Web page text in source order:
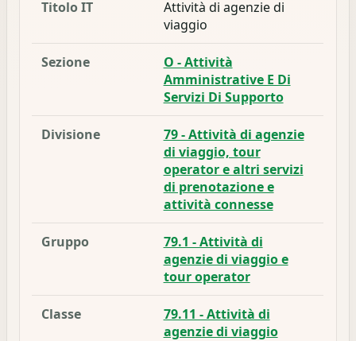
Titolo IT
Attività di agenzie di
viaggio
Sezione
O - Attività
Amministrative E Di
Servizi Di Supporto
Divisione
79 - Attività di agenzie
di viaggio, tour
operator e altri servizi
di prenotazione e
attività connesse
Gruppo
79.1 - Attività di
agenzie di viaggio e
tour operator
Classe
79.11 - Attività di
agenzie di viaggio